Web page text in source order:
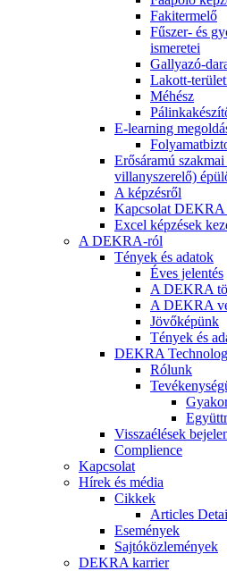
Fakitermelő
Fűszer- és
ismeretei
Gallyazó-
Lakott-
Méhész
E-learning
Erősáramú
villanyszerelő)
A képzésről
Kapcsolat DEKRA
Excel képzések
A DEKRA-ról
Tények és adatok
Éves jelentés
A DEKRA
A DEKRA
Jövőképünk
Tények és
DEKRA
Rólunk
Visszaélések
Complience
Kapcsolat
Hírek és média
Cikkek
Articles
Események
Sajtóközlemények
DEKRA karrier